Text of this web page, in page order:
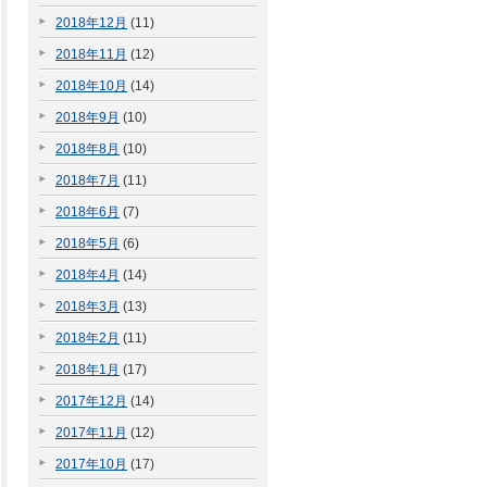
2018年12月 (11)
2018年11月 (12)
2018年10月 (14)
2018年9月 (10)
2018年8月 (10)
2018年7月 (11)
2018年6月 (7)
2018年5月 (6)
2018年4月 (14)
2018年3月 (13)
2018年2月 (11)
2018年1月 (17)
2017年12月 (14)
2017年11月 (12)
2017年10月 (17)